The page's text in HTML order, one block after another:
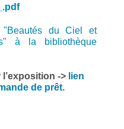
"Beautés du Ciel et
à la bibliothèque
-> ien
de prêt.